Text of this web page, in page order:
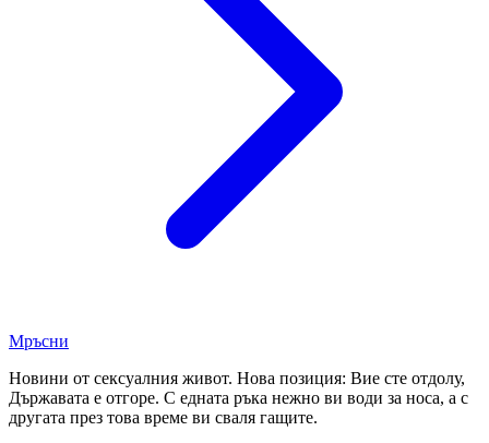
Мръсни
Новини от сексуалния живот. Нова позиция: Вие сте отдолу,
Държавата е отгоре. С едната ръка нежно ви води за носа, а с
другата през това време ви сваля гащите.